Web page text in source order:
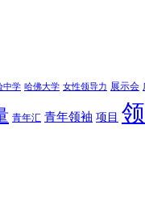
中学 哈佛大学 女性领导力 展示会
青年汇 青年领袖 项目